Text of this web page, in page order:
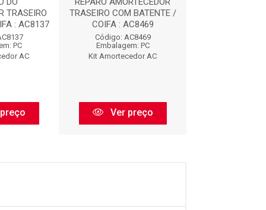
TRASEIRO
: AC8137
PC
AC
TRASEIRO COM BATENTE /
COIFA : AC8469
Código: AC8469
Embalagem: PC
Kit Amortecedor AC
Ver preço